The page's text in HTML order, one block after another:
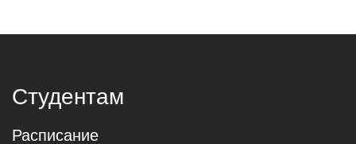
Сотрудникам
Сервис ТГУ.Сотрудники
Профсоюз сотрудников